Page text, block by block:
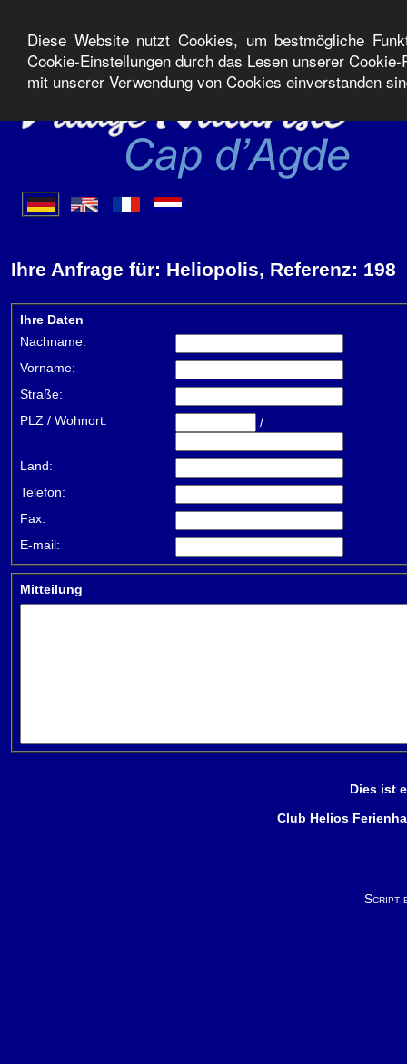
Diese Website nutzt Cookies, um bestmögliche
Cookie-Einstellungen durch das Lesen unserer
mit unserer Verwendung von Cookies einverstanden
Ihre Anfrage für: Heliopolis, Referenz: 198
Ihre Daten
Nachname:
Vorname:
Straße:
PLZ / Wohnort:
/
Land:
Telefon:
Fax:
E-mail:
Mitteilung
Dies ist
Club Helios
Script